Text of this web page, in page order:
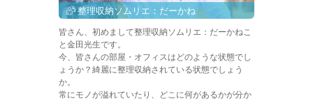
整理収納ソムリエ：だーかね
皆さん、初めまして整理収納ソムリエ：だーかねこ
と金田光生です。
今、皆さんの部屋・オフィスはどのような状態でし
ょうか？綺麗に整理収納されている状態でしょう
か。
常にモノが溢れていたり、どこに何があるかが分か